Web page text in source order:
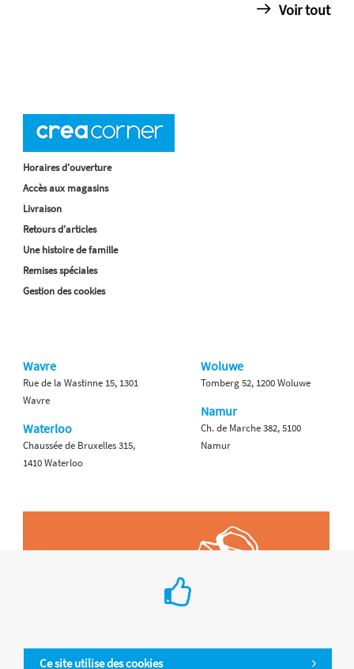
Voir tout
Ce site utilise des cookies
Horaires d'ouverture
Accès aux magasins
Livraison
Retours d'articles
Une histoire de famille
Remises spéciales
Gestion des cookies
Wavre
Rue de la Wastinne 15, 1301
Wavre
Waterloo
Chaussée de Bruxelles 315,
1410 Waterloo
Woluwe
Tomberg 52, 1200 Woluwe
Namur
Ch. de Marche 382, 5100
Namur